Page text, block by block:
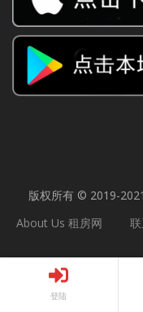
登陆
版权所有 © 2019-
About Us 租房网